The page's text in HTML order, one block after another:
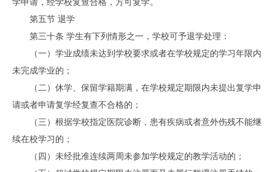
第五节 退学
第三十条 学生有下列情形之一，学校可予退学处理：
（一）学业成绩未达到学校要求或者在学校规定的学习年限内
未完成学业的；
（二）休学、保留学籍期满，在学校规定期限内未提出复学申
请或者申请复学经复查不合格的；
（三）根据学校指定医院诊断，患有疾病或者意外伤残不能继
续在校学习的；
（四）未经批准连续两周未参加学校规定的教学活动的；